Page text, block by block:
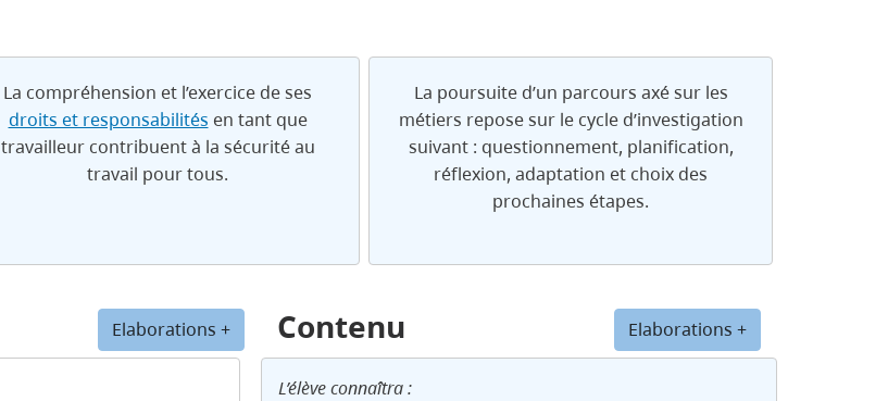
La compréhension et l’exercice de ses
droits et responsabilités en tant que
travailleur contribuent à la sécurité au
travail pour tous.
La poursuite d’un parcours axé sur les
métiers repose sur le cycle d’investigation
suivant : questionnement, planification,
réflexion, adaptation et choix des
prochaines étapes.
Elaborations +
Contenu
L’élève connaîtra :
Elaborations +